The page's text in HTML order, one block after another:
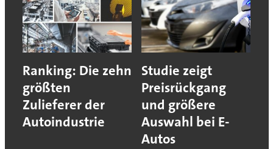
Ranking: Die zehn
größten
Zulieferer der
Autoindustrie
Studie zeigt
Preisrückgang
und größere
Auswahl bei E-
Autos